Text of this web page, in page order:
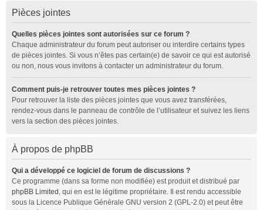
Pièces jointes
Quelles pièces jointes sont autorisées sur ce forum ?
Chaque administrateur du forum peut autoriser ou interdire certains types
de pièces jointes. Si vous n’êtes pas certain(e) de savoir ce qui est autorisé
ou non, nous vous invitons à contacter un administrateur du forum.
Comment puis-je retrouver toutes mes pièces jointes ?
Pour retrouver la liste des pièces jointes que vous avez transférées,
rendez-vous dans le panneau de contrôle de l’utilisateur et suivez les liens
vers la section des pièces jointes.
À propos de phpBB
Qui a développé ce logiciel de forum de discussions ?
Ce programme (dans sa forme non modifiée) est produit et distribué par
phpBB Limited , qui en est le légitime propriétaire. Il est rendu accessible
sous la Licence Publique Générale GNU version 2 (GPL-2.0) et peut être